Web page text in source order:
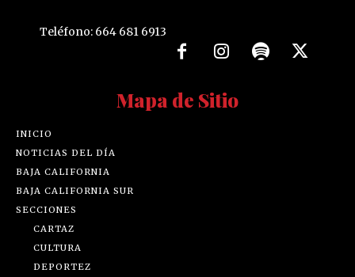
Teléfono: 664 681 6913
Mapa de Sitio
INICIO
NOTICIAS DEL DÍA
BAJA CALIFORNIA
BAJA CALIFORNIA SUR
SECCIONES
CARTAZ
CULTURA
DEPORTEZ